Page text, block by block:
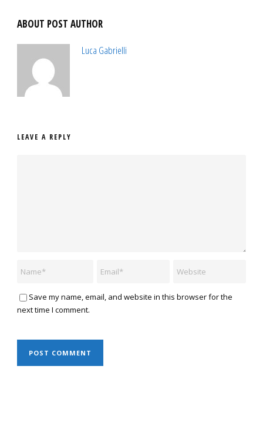
ABOUT POST AUTHOR
Luca Gabrielli
LEAVE A REPLY
Save my name, email, and website in this browser for the
next time I comment.